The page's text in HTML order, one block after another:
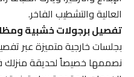
العالية والتشطيب الفاخر.
تفصيل برجولات خشبية
بجلسات خارجية متميزة عبر تفصيل
نصممها خصيصاً لحديقة منزلك